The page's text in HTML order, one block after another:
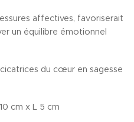
affectives, favoriserait
un équilibre émotionnel
du cœur en sagesse
cm x L 5 cm